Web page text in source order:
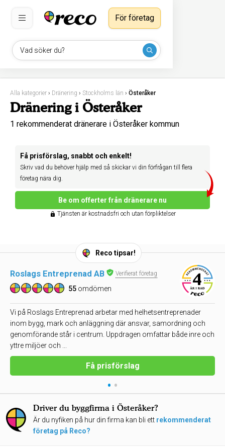
Vad söker du?
För företag
Alla kategorier › Dränering › Stockholms län › Österåker
Dränering i Österåker
1 rekommenderat dränerare i Österåker kommun
Få prisförslag, snabbt och enkelt!
Skriv vad du behöver hjälp med så skickar vi din förfrågan till flera
företag nära dig.
Be om offerter från dränerare nu
Tjänsten är kostnadsfri och utan förpliktelser
Reco tipsar!
Roslags Entreprenad AB Verifierat företag
55 omdömen
Vi på Roslags Entreprenad arbetar med helhetsentreprenader
inom bygg, mark och anläggning där ansvar, samordning och
genomförande står i centrum. Uppdragen omfattar både inre och
yttre miljöer och ...
Få prisförslag
• •
Driver du byggfirma i Österåker?
Är du nyfiken på hur din firma kan bli ett rekommenderat
företag på Reco?